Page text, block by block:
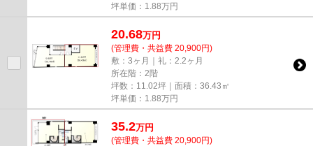
坪単価： 1.88万円
20.68万円
(管理費・共益費 20,900円)
敷：3ヶ月｜礼：2.2ヶ月
所在階：2階
坪数：11.02坪｜面積：36.43㎡
坪単価： 1.88万円
35.2万円
(管理費・共益費 20,900円)